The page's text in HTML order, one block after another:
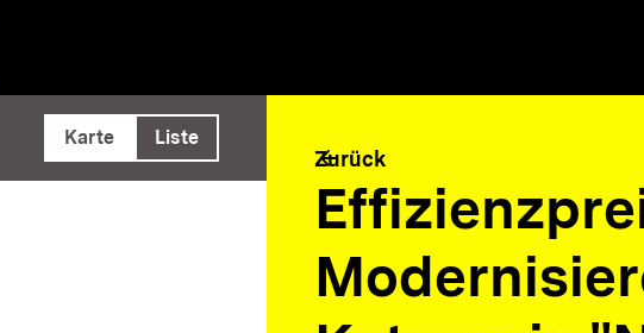
ausführen
Karte Liste
arrow_back
Zurück